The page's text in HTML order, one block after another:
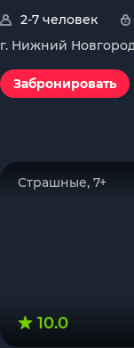
2-7 человек
г. Нижний
Забронировать
Страшные, 7+
10.0